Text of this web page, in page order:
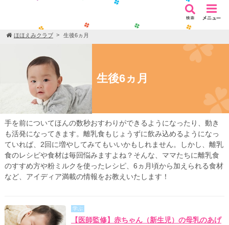
ほほえみクラブ 生後6ヵ月
生後6ヵ月
手を前についてほんの数秒おすわりができるようになったり、動き
も活発になってきます。離乳食もじょうずに飲み込めるようになっ
ていれば、2回に増やしてみてもいいかもしれません。しかし、離乳
食のレシピや食材は毎回悩みますよね？そんな、ママたちに離乳食
のすすめ方や粉ミルクを使ったレシピ、6ヵ月頃から加えられる食材
など、アイディア満載の情報をお教えいたします！
学ぶ
【医師監修】赤ちゃん（新生児）の母乳のあげ